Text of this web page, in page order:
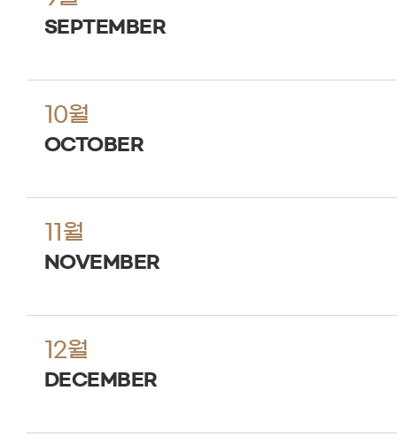
SEPTEMBER
10월
OCTOBER
11월
NOVEMBER
12월
DECEMBER